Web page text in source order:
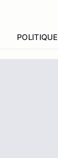
POLITIQUE